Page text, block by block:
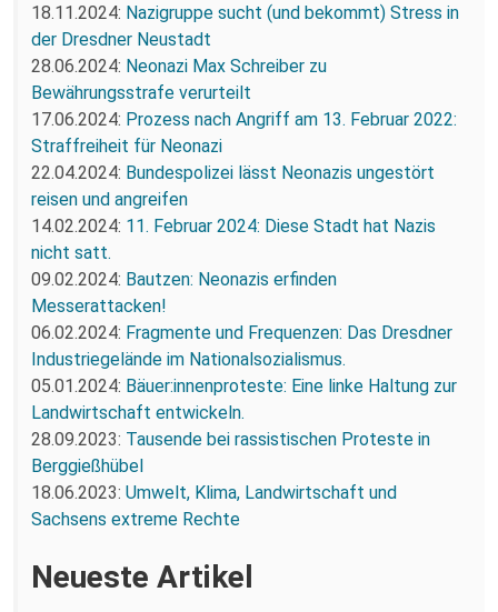
18.11.2024: Nazigruppe sucht (und bekommt) Stress in
der Dresdner Neustadt
28.06.2024: Neonazi Max Schreiber zu
Bewährungsstrafe verurteilt
17.06.2024: Prozess nach Angriff am 13. Februar 2022:
Straffreiheit für Neonazi
22.04.2024: Bundespolizei lässt Neonazis ungestört
reisen und angreifen
14.02.2024: 11. Februar 2024: Diese Stadt hat Nazis
nicht satt.
09.02.2024: Bautzen: Neonazis erfinden
Messerattacken!
06.02.2024: Fragmente und Frequenzen: Das Dresdner
Industriegelände im Nationalsozialismus.
05.01.2024: Bäuer:innenproteste: Eine linke Haltung zur
Landwirtschaft entwickeln.
28.09.2023: Tausende bei rassistischen Proteste in
Berggießhübel
18.06.2023: Umwelt, Klima, Landwirtschaft und
Sachsens extreme Rechte
Neueste Artikel